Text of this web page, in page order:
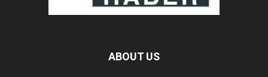
ABOUT US